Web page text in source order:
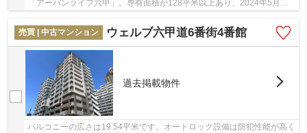
「アーバンライフ六甲」。専有面積が128平米以上あり、2024年5月に
売買 | 中古マンション
ウェルブ六甲道6番街4番館
過去掲載物件
バルコニーの広さは19.54平米です。オートロック設備は防犯性能が高く